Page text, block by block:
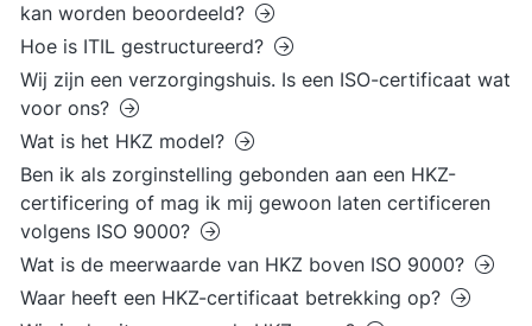
kan worden beoordeeld?
Hoe is ITIL gestructureerd?
Wij zijn een verzorgingshuis. Is een ISO-certificaat wat
voor ons?
Wat is het HKZ model?
Ben ik als zorginstelling gebonden aan een HKZ-
certificering of mag ik mij gewoon laten certificeren
volgens ISO 9000?
Wat is de meerwaarde van HKZ boven ISO 9000?
Waar heeft een HKZ-certificaat betrekking op?